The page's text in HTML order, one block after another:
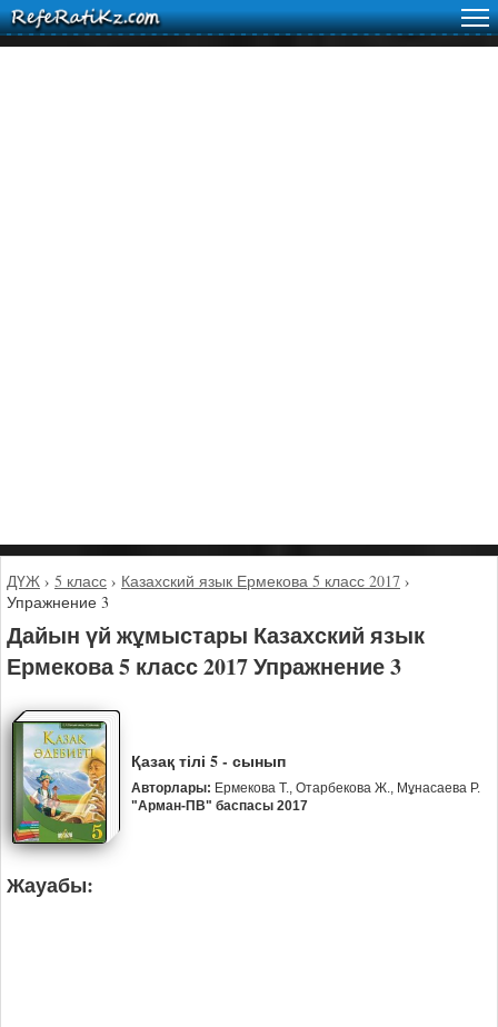
ДҮЖ › 5 класс › Казахский язык Ермекова 5 класс 2017 ›
Упражнение 3
Дайын үй жұмыстары Казахский язык
Ермекова 5 класс 2017 Упражнение 3
Қазақ тілі 5 - сынып
Авторлары: Ермекова Т., Отарбекова Ж., Мұнасаева Р.
"Арман-ПВ" баспасы 2017
Жауабы: